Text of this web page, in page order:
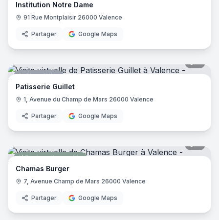
Institution Notre Dame
91 Rue Montplaisir 26000 Valence
Partager Google Maps
Chocolatier
Patisserie Guillet
1, Avenue du Champ de Mars 26000 Valence
Partager Google Maps
Restauration rapide
Chamas Burger
7, Avenue Champ de Mars 26000 Valence
Partager Google Maps
8